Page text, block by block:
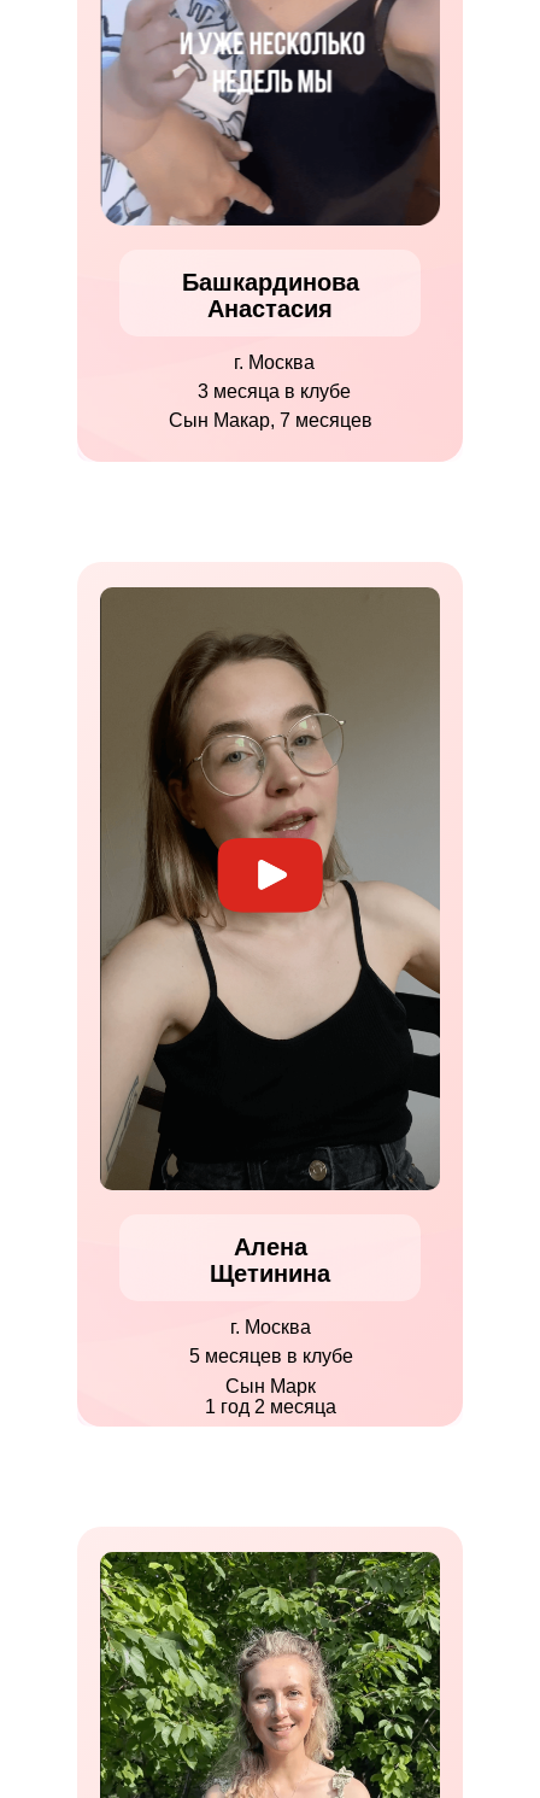
Башкардинова
Анастасия
г. Москва
3 месяца в клубе
Сын Макар, 7 месяцев
Алена
Щетинина
г. Москва
5 месяцев в клубе
Сын Марк
1 год 2 месяца